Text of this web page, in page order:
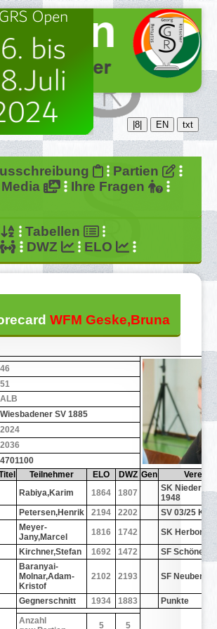
|8| EN txt
Partien
Media
Ihre Fragen
Tabellen
DWZ ELO
WFM Geske,Bruna
46
51
ALB
Wiesbadener SV 1885
2024
2036
4701100
Teilnehmer ELO DWZ Gen
Verein/
Rabiya,Karim 1864 1807
SK
1948
Petersen,Henrik 2194 2202
SV 03/25
Meyer-
Jany,Marcel
1816 1742
SK Herborn
Kirchner,Stefan 1692 1472 SF Schöneck
Baranyai-
Molnar,Adam-
Kristof
2102 2193 SF Neuberg
Gegnerschnitt 1934 1883
Punkte
Anzahl
5 5